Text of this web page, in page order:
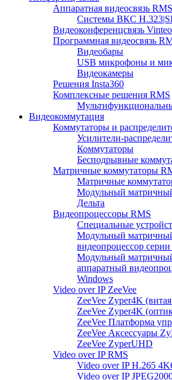
Аппаратная видеосвязь RMS
Системы ВКС
Видеоконференцсвязь Vinteo
Программная видеосвязь
Видеобары
USB микрофоны и
Видеокамеры
Решения Insta360
Комплексные решения RMS
Видеокоммутация
Коммутаторы и
Усилители-
Коммутаторы
Бесподрывные
Матричные коммутаторы
Матричные
Модульный
Дельта
Видеопроцессоры RMS
Специальные
Модульный
видеопроцессор
Модульный
аппаратный
Windows
Video over IP ZeeVee
ZeeVee Zyper4K
ZeeVee Zyper4K
ZeeVee Платформа
ZeeVee Аксессуары
ZeeVee ZyperUHD
Video over IP RMS
Video over IP H.265
Video over IP